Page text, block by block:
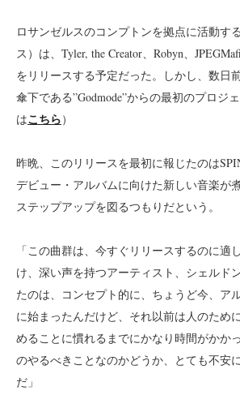
ロサンゼルスのコンプトンを拠点に活動す
ス）は、Tyler, the Creator、Robyn、
をリリースする予定だった。しかし、数日
傘下である”Godmode”からの最初のプロ
はこちら）
昨晩、このリリースを最初に報じたのは
デビュー・アルバムに向けた新しい音楽が
ステップアップを図るつもりだという。
「この曲群は、今すぐリリースするのに
け、深い声を持つアーティスト、シェルド
たのは、コンセプト的に、ちょうど今、ア
に始まったんだけど、それ以前は人のため
めることに慣れるまでにかなり時間がかか
のやるべきことなのかどうか、とても不安
だ」